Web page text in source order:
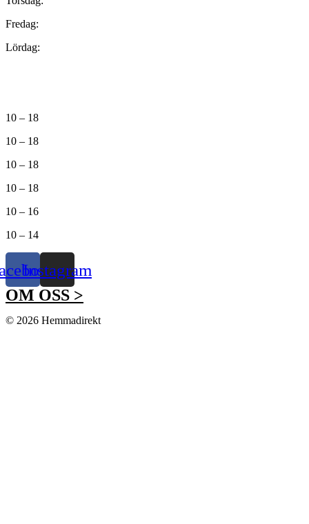
Fredag:
Lördag:
10 – 18
10 – 18
10 – 18
10 – 18
10 – 16
10 – 14
Instagram
OM OSS >
© 2026 Hemmadirekt